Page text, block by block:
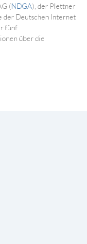
(NDGA), der Plettner
der Deutschen Internet
fünf
über die